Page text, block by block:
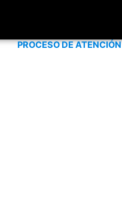
PROCESO DE ATENCIÓN